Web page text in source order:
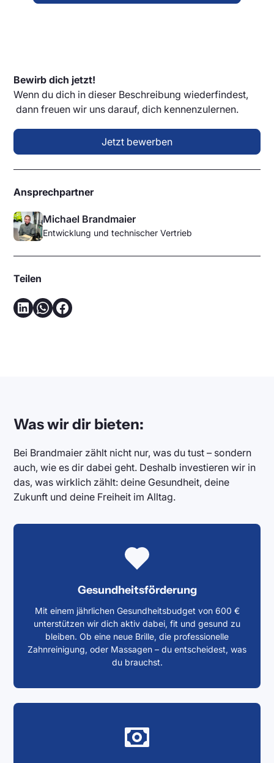
Bewirb dich jetzt!
Wenn du dich in dieser Beschreibung wiederfindest,
dann freuen wir uns darauf, dich kennenzulernen.
Jetzt bewerben
Ansprechpartner
Michael Brandmaier
Entwicklung und technischer Vertrieb
Teilen
Was wir dir bieten:
Bei Brandmaier zählt nicht nur, was du tust – sondern
auch, wie es dir dabei geht. Deshalb investieren wir in
das, was wirklich zählt: deine Gesundheit, deine
Zukunft und deine Freiheit im Alltag.
Gesundheitsförderung
Mit einem jährlichen Gesundheitsbudget von 600 €
unterstützen wir dich aktiv dabei, fit und gesund zu
bleiben. Ob eine neue Brille, die professionelle
Zahnreinigung, oder Massagen – du entscheidest, was
du brauchst.